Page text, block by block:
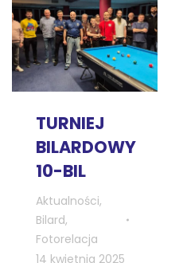
TURNIEJ
BILARDOWY
10-BIL
Aktualności,
Bilard,
Fotorelacja
14 kwietnia 2025